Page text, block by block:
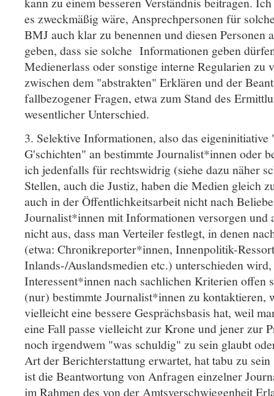
es zweckmäßig wäre, Ansprechpersonen für
BMJ auch klar zu benennen und diesen Personen
geben, dass sie solche Informationen geben
Medienerlass oder sonstige interne Regularien zu
zwischen dem "abstrakten" Erklären und der
fallbezogener Fragen, etwa zum Stand des
wesentlicher Unterschied.
3. Selektive Informationen, also das
G'schichten" an bestimmte Journalist*innen oder
ich jedenfalls für rechtswidrig (siehe dazu näher
Stellen, auch die Justiz, haben die Medien gleich
auch in der Öffentlichkeitsarbeit nicht nach
Journalist*innen mit Informationen versorgen und
nicht aus, dass man Verteiler festlegt, in denen
(etwa: Chronikreporter*innen, Innenpolitik-
Inlands-/Auslandsmedien etc.) unterschieden
Interessent*innen nach sachlichen Kriterien offen
(nur) bestimmte Journalist*innen zu kontaktieren,
vielleicht eine bessere Gesprächsbasis hat, weil
eine Fall passe vielleicht zur Krone und jener zur
noch irgendwem "was schuldig" zu sein glaubt
Art der Berichterstattung erwartet, hat tabu zu
ist die Beantwortung von Anfragen einzelner
im Rahmen des von der Amtsverschwiegenheit